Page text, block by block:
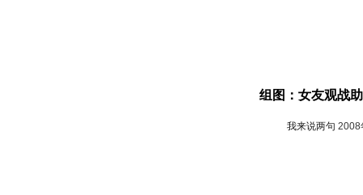
组图：女友观战
我来说两句 2008